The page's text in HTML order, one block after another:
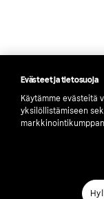
Evästeet ja tietosuoja
Käytämme evästeitä
yksilöllistämiseen